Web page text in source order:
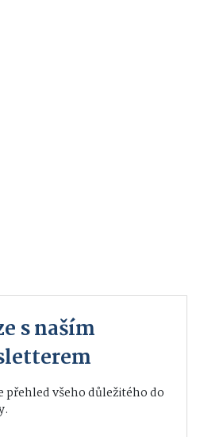
s naším
přehled všeho důležitého do